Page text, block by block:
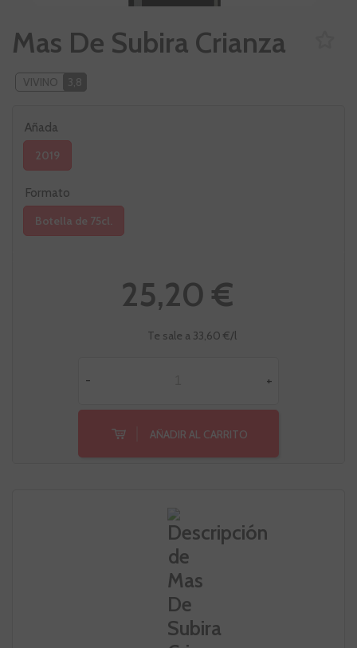
Mas De Subira Crianza
VIVINO 3,8
Añada
2019
Formato
Botella de 75cl.
25,20 €
Te sale a 33,60 €/l
- +
AÑADIR AL CARRITO